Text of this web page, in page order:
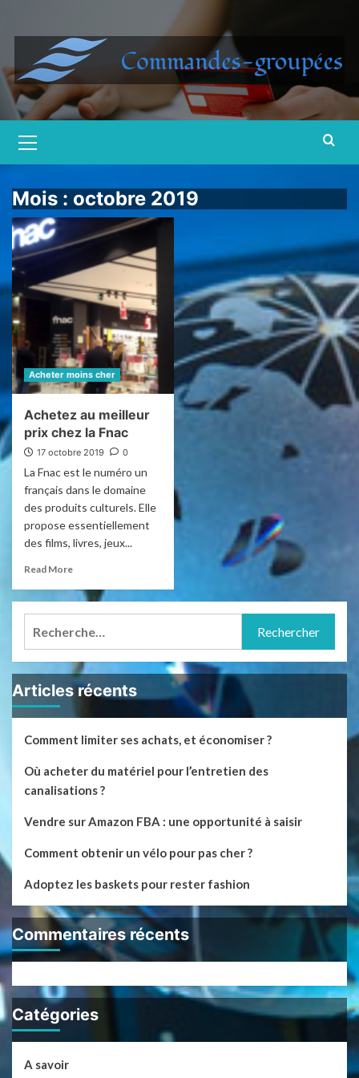
Menu
Mois : octobre 2019
Acheter moins cher
Achetez au meilleur
prix chez la Fnac
17 octobre 2019 0
La Fnac est le numéro un
français dans le domaine
des produits culturels. Elle
propose essentiellement
des films, livres, jeux...
Read More
Articles récents
Comment limiter ses achats, et économiser ?
Où acheter du matériel pour l’entretien des
canalisations ?
Vendre sur Amazon FBA : une opportunité à saisir
Comment obtenir un vélo pour pas cher ?
Adoptez les baskets pour rester fashion
Commentaires récents
Catégories
A savoir